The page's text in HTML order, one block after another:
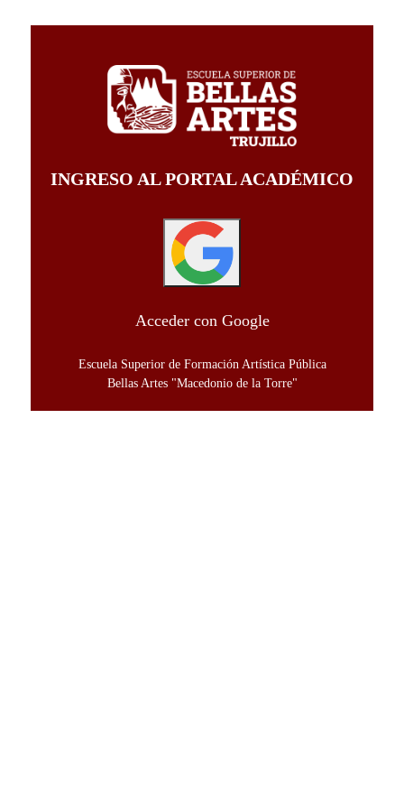
INGRESO AL PORTAL ACADÉMICO
Acceder con Google
Escuela Superior de Formación Artística Pública
Bellas Artes "Macedonio de la Torre"